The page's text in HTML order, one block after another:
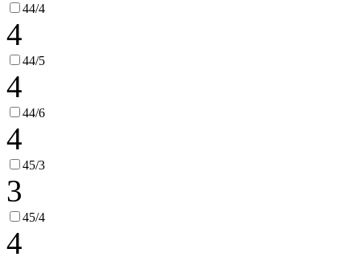
44/4
4
44/5
4
44/6
4
45/3
3
45/4
4